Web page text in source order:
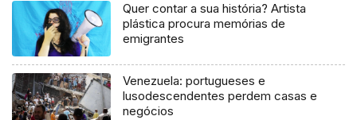
Quer contar a sua história? Artista
plástica procura memórias de
emigrantes
Venezuela: portugueses e
lusodescendentes perdem casas e
negócios